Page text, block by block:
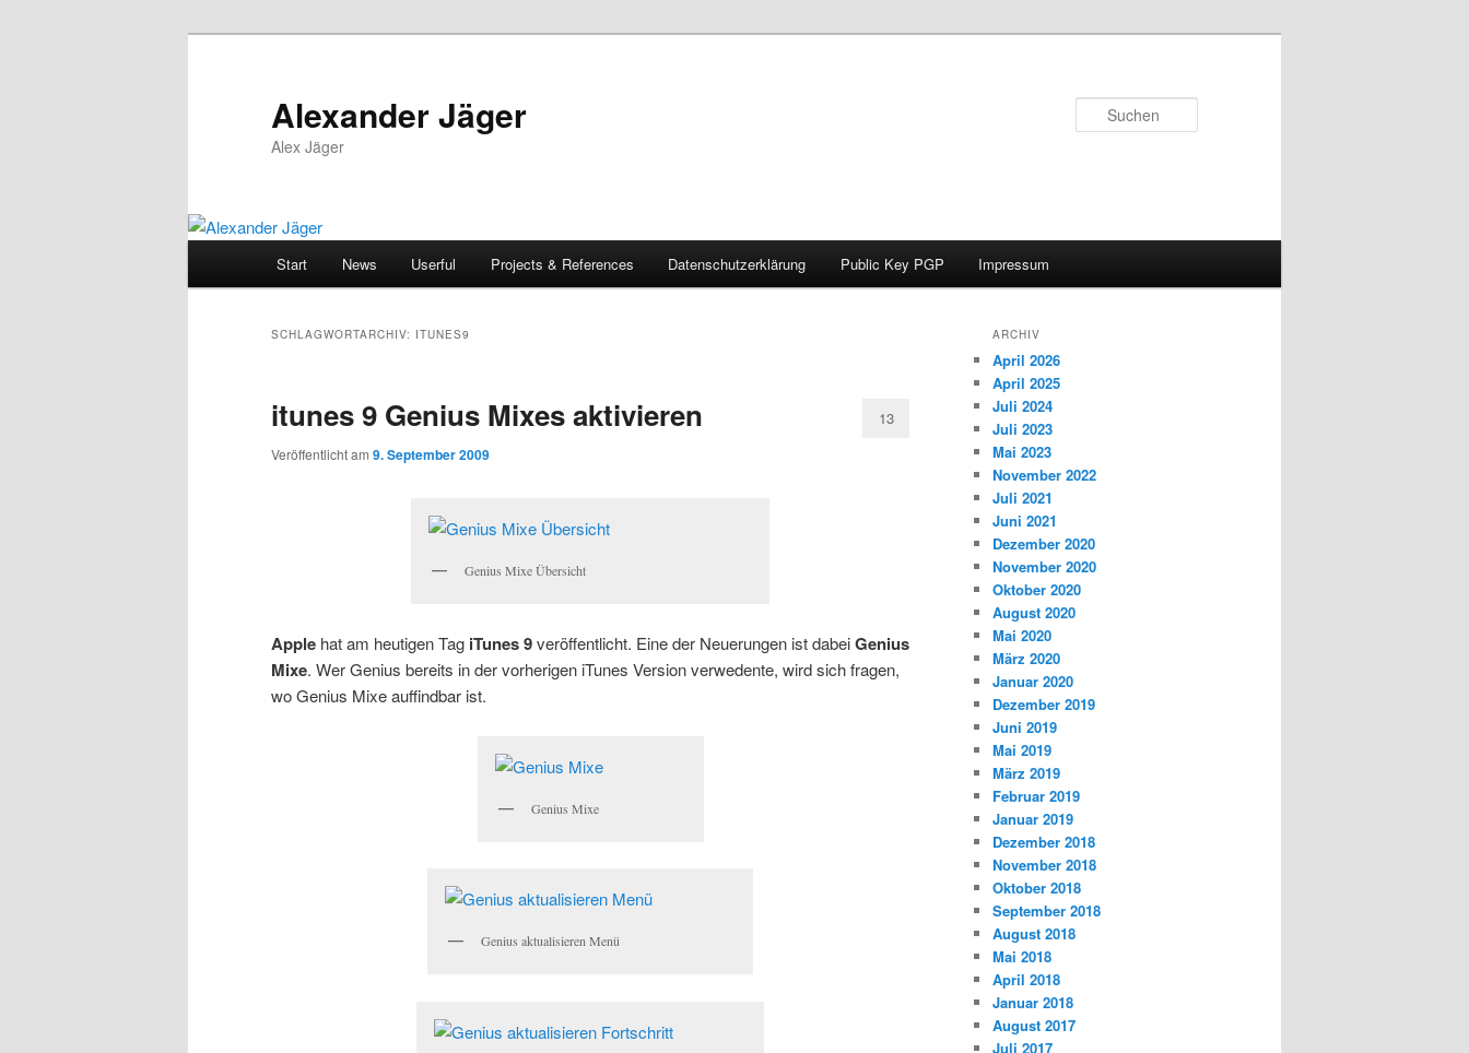
Alexander Jäger
Alex Jäger
Start News Userful Projects & References Datenschutzerklärung Public Key PGP Impressum
SCHLAGWORTARCHIV: ITUNES9
itunes 9 Genius Mixes aktivieren
Veröffentlicht am 9. September 2009
13
Genius Mixe Übersicht
Apple hat am heutigen Tag iTunes 9veröffentlicht. Eine der Neuerungen ist dabeiGenius
Mixe. Wer Genius bereits in der vorherigen iTunes Version verwedente, wird sich fragen,
wo Genius Mixe auffindbar ist.
Genius Mixe
Genius aktualisieren Menü
ARCHIV
April 2026
April 2025
Juli 2024
Juli 2023
Mai 2023
November 2022
Juli 2021
Juni 2021
Dezember 2020
November 2020
Oktober 2020
August 2020
Mai 2020
März 2020
Januar 2020
Dezember 2019
Juni 2019
Mai 2019
März 2019
Februar 2019
Januar 2019
Dezember 2018
November 2018
Oktober 2018
September 2018
August 2018
Mai 2018
April 2018
Januar 2018
August 2017
Juli 2017